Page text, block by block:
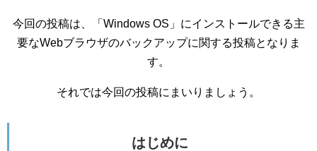
今回の投稿は、「Windows OS」にインストールできる主
要なWebブラウザのバックアップに関する投稿となりま
す。
それでは今回の投稿にまいりましょう。
はじめに